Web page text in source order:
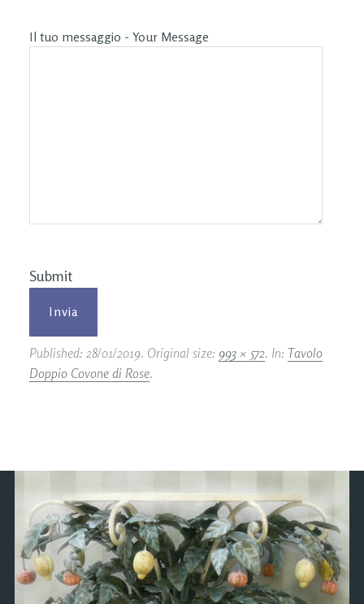
Il tuo messaggio - Your Message
Submit
Published: 28/01/2019. Original size: 993 × 572. In: Tavolo
Doppio Covone di Rose.